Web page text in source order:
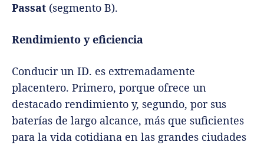
Passat (segmento B).
Rendimiento y eficiencia
Conducir un ID. es extremadamente
placentero. Primero, porque ofrece un
destacado rendimiento y, segundo, por sus
baterías de largo alcance, más que suficientes
para la vida cotidiana en las grandes ciudades